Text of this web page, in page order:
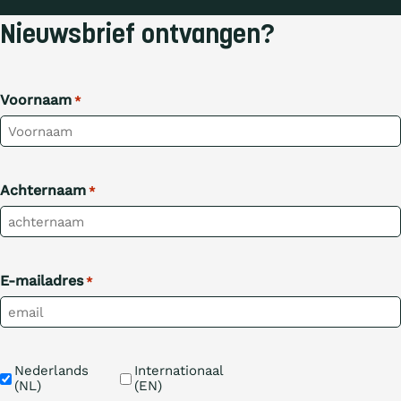
Nieuwsbrief ontvangen?
Voornaam *
Achternaam *
E-mailadres *
TaalNederlands
(NL)
Internationaal
(EN)